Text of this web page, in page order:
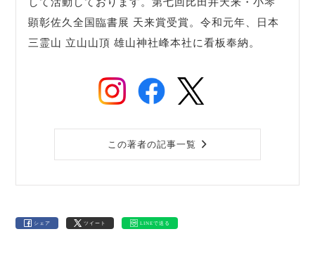
して活動しております。第七回比田井天来・小琴
顕彰佐久全国臨書展 天来賞受賞。令和元年、日本
三霊山 立山山頂 雄山神社峰本社に看板奉納。
この著者の記事一覧
シェア ツイート LINEで送る